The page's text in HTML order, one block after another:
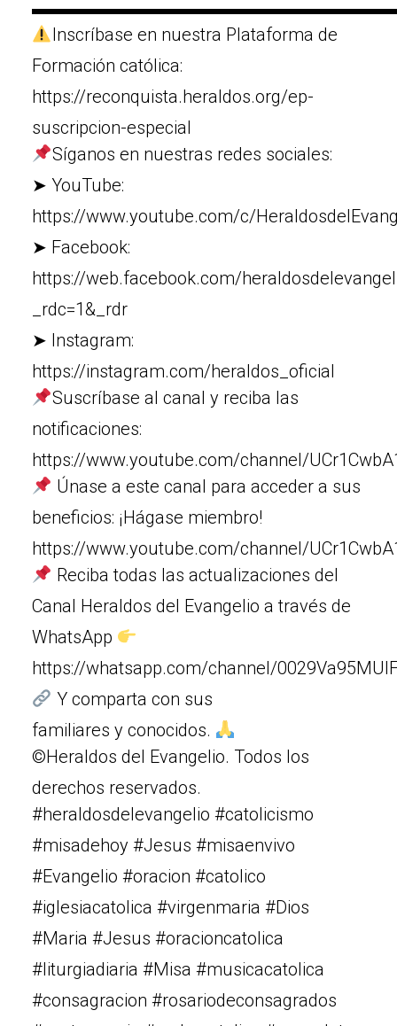
Inscríbase en nuestra Plataforma de
Formación católica:
https://reconquista.heraldos.org/ep-
suscripcion-especial
Síganos en nuestras redes sociales:
➤ YouTube:
https://www.youtube.com/c/
➤ Facebook:
https://web.facebook.com/
_rdc=1&_rdr
➤ Instagram:
https://instagram.com/heraldos_oficial
Suscríbase al canal y reciba las
notificaciones:
https://www.youtube.com/channel/
Únase a este canal para acceder a sus
beneficios: ¡Hágase miembro!
https://www.youtube.com/channel/
Reciba todas las actualizaciones del
Canal Heraldos del Evangelio a través de
WhatsApp
https://whatsapp.com/channel/
Y comparta con sus
familiares y conocidos.
©Heraldos del Evangelio. Todos los
derechos reservados.
#heraldosdelevangelio #catolicismo
#misadehoy #Jesus #misaenvivo
#Evangelio #oracion #catolico
#iglesiacatolica #virgenmaria #Dios
#Maria #Jesus #oracioncatolica
#liturgiadiaria #Misa #musicacatolica
#consagracion #rosariodeconsagrados